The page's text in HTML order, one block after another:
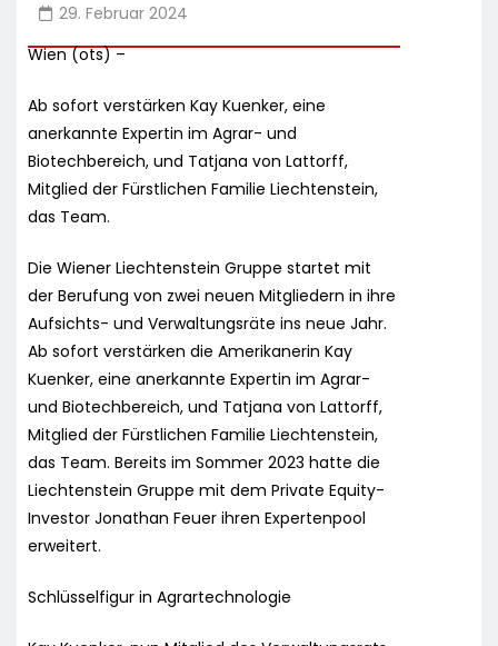
29. Februar 2024
Wien (ots) –
Ab sofort verstärken Kay Kuenker, eine
anerkannte Expertin im Agrar- und
Biotechbereich, und Tatjana von Lattorff,
Mitglied der Fürstlichen Familie Liechtenstein,
das Team.
Die Wiener Liechtenstein Gruppe startet mit
der Berufung von zwei neuen Mitgliedern in ihre
Aufsichts- und Verwaltungsräte ins neue Jahr.
Ab sofort verstärken die Amerikanerin Kay
Kuenker, eine anerkannte Expertin im Agrar-
und Biotechbereich, und Tatjana von Lattorff,
Mitglied der Fürstlichen Familie Liechtenstein,
das Team. Bereits im Sommer 2023 hatte die
Liechtenstein Gruppe mit dem Private Equity-
Investor Jonathan Feuer ihren Expertenpool
erweitert.
Schlüsselfigur in Agrartechnologie